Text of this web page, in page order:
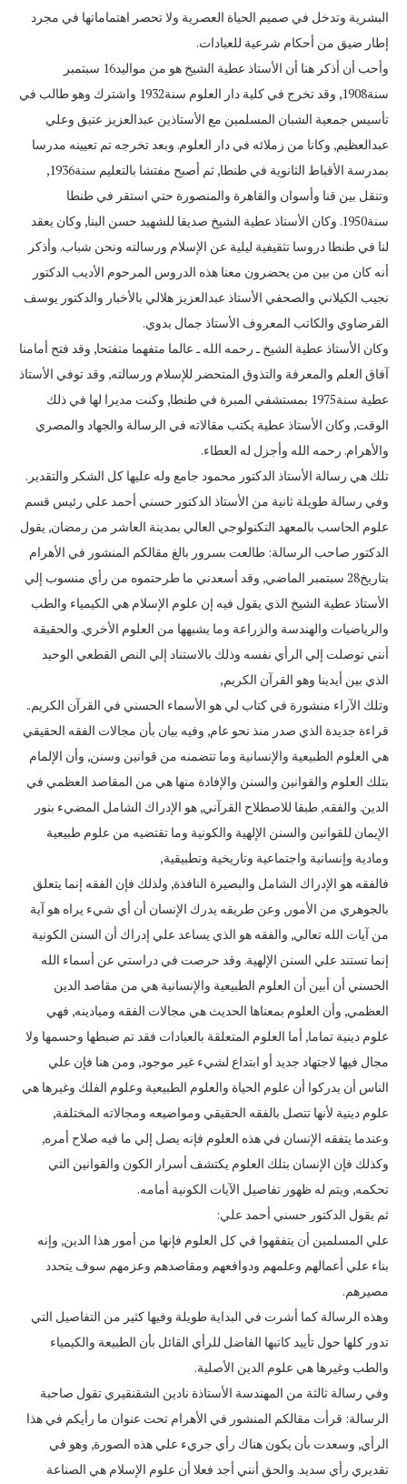
البشرية وتدخل في صميم الحياة العصرية ولا تحصر اهتماماتها في مجرد
إطار ضيق من أحكام شرعية للعبادات‏.‏
وأحب أن أذكر هنا أن الأستاذ عطية الشيخ هو من مواليد‏16‏ سبتمبر
سنة‏1908,‏ وقد تخرج في كلية دار العلوم سنة‏1932‏ واشترك وهو طالب في
تأسيس جمعية الشبان المسلمين مع الأستاذين عبدالعزيز عتيق وعلي
عبدالعظيم‏,‏ وكانا من زملائه في دار العلوم‏.‏ وبعد تخرجه تم تعيينه مدرسا
بمدرسة الأقباط الثانوية في طنطا‏,‏ ثم أصبح مفتشا بالتعليم سنة‏1936,‏
وتنقل بين قنا وأسوان والقاهرة والمنصورة حتي استقر في طنطا
سنة‏1950.‏ وكان الأستاذ عطية الشيخ صديقا للشهيد حسن البنا‏,‏ وكان يعقد
لنا في طنطا دروسا تثقيفية ليلية عن الإسلام ورسالته ونحن شباب‏.‏ وأذكر
أنه كان من بين من يحضرون معنا هذه الدروس المرحوم الأديب الدكتور
نجيب الكيلاني والصحفي الأستاذ عبدالعزيز هلالي بالأخبار والدكتور يوسف
القرضاوي والكاتب المعروف الأستاذ جمال بدوي‏.‏
وكان الأستاذ عطية الشيخ ـ رحمه الله ـ عالما متفهما متفتحا‏,‏ وقد فتح أمامنا
آفاق العلم والمعرفة والتذوق المتحضر للإسلام ورسالته‏,‏ وقد توفي الأستاذ
عطية سنة‏1975‏ بمستشفي المبرة في طنطا‏,‏ وكنت مديرا لها في ذلك
الوقت‏,‏ وكان الأستاذ عطية يكتب مقالاته في الرسالة والجهاد والمصري
والأهرام‏.‏ رحمه الله وأجزل له العطاء‏.‏
تلك هي رسالة الأستاذ الدكتور محمود جامع وله عليها كل الشكر والتقدير‏.‏
وفي رسالة طويلة ثانية من الأستاذ الدكتور حسني أحمد علي رئيس قسم
علوم الحاسب بالمعهد التكنولوجي العالي بمدينة العاشر من رمضان‏,‏ يقول
الدكتور صاحب الرسالة‏:‏ طالعت بسرور بالغ مقالكم المنشور في الأهرام
بتاريخ‏28‏ سبتمبر الماضي‏,‏ وقد أسعدني ما طرحتموه من رأي منسوب إلي
الأستاذ عطية الشيخ الذي يقول فيه إن علوم الإسلام هي الكيمياء والطب
والرياضيات والهندسة والزراعة وما يشبهها من العلوم الأخري‏.‏ والحقيقة
أنني توصلت إلي الرأي نفسه وذلك بالاستناد إلي النص القطعي الوحيد
الذي بين أيدينا وهو القرآن الكريم‏,‏
وتلك الآراء منشورة في كتاب لي هو الأسماء الحسني في القرآن الكريم‏..‏
قراءة جديدة الذي صدر منذ نحو عام‏,‏ وفيه بيان بأن مجالات الفقه الحقيقي
هي العلوم الطبيعية والإنسانية وما تتضمنه من قوانين وسنن‏,‏ وأن الإلمام
بتلك العلوم والقوانين والسنن والإفادة منها هي من المقاصد العظمي في
الدين‏.‏ والفقه‏,‏ طبقا للاصطلاح القرآني‏,‏ هو الإدراك الشامل المضيء بنور
الإيمان للقوانين والسنن الإلهية والكونية وما تقتضيه من علوم طبيعية
ومادية وإنسانية واجتماعية وتاريخية وتطبيقية‏,‏
فالفقه هو الإدراك الشامل والبصيرة النافذة‏,‏ ولذلك فإن الفقه إنما يتعلق
بالجوهري من الأمور‏,‏ وعن طريقه يدرك الإنسان أن أي شيء يراه هو آية
من آيات الله تعالي‏,‏ والفقه هو الذي يساعد علي إدراك أن السنن الكونية
إنما تستند علي السنن الإلهية‏.‏ وقد حرصت في دراستي عن أسماء الله
الحسني أن أبين أن العلوم الطبيعية والإنسانية هي من مقاصد الدين
العظمي‏,‏ وأن العلوم بمعناها الحديث هي مجالات الفقه وميادينه‏,‏ فهي
علوم دينية تماما‏,‏ أما العلوم المتعلقة بالعبادات فقد تم ضبطها وحسمها ولا
مجال فيها لاجتهاد جديد أو ابتداع لشيء غير موجود‏,‏ ومن هنا فإن علي
الناس أن يدركوا أن علوم الحياة والعلوم الطبيعية وعلوم الفلك وغيرها هي
علوم دينية لأنها تتصل بالفقه الحقيقي ومواضيعه ومجالاته المختلفة‏,‏
وعندما يتفقه الإنسان في هذه العلوم فإنه يصل إلي ما فيه صلاح أمره‏,‏
وكذلك فإن الإنسان بتلك العلوم يكتشف أسرار الكون والقوانين التي
تحكمه‏,‏ ويتم له ظهور تفاصيل الآيات الكونية أمامه‏.‏
ثم يقول الدكتور حسني أحمد علي‏:‏
علي المسلمين أن يتفقهوا في كل العلوم فإنها من أمور هذا الدين‏,‏ وإنه
بناء علي أعمالهم وعلمهم ودوافعهم ومقاصدهم وعزمهم سوف يتحدد
مصيرهم‏.‏
وهذه الرسالة كما أشرت في البداية طويلة وفيها كثير من التفاصيل التي
تدور كلها حول تأييد كاتبها الفاضل للرأي القائل بأن الطبيعة والكيمياء
والطب وغيرها هي علوم الدين الأصلية‏.‏
وفي رسالة ثالثة من المهندسة الأستاذة نادين الشقنقيري تقول صاحبة
الرسالة‏:‏ قرأت مقالكم المنشور في الأهرام تحت عنوان ما رأيكم في هذا
الرأي‏,‏ وسعدت بأن يكون هناك رأي جريء علي هذه الصورة‏,‏ وهو في
تقديري رأي سديد‏.‏ والحق أنني أجد فعلا أن علوم الإسلام هي الصناعة